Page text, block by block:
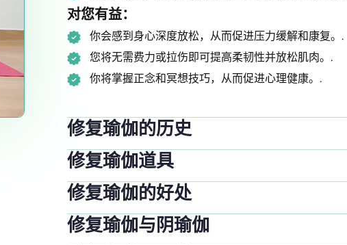
对您有益：
你会感到身心深度放松，从而促进压力缓解和康复。.
您将无需费力或拉伤即可提高柔韧性并放松肌肉。.
你将掌握正念和冥想技巧，从而促进心理健康。.
修复瑜伽的历史
修复瑜伽道具
修复瑜伽的好处
修复瑜伽与阴瑜伽